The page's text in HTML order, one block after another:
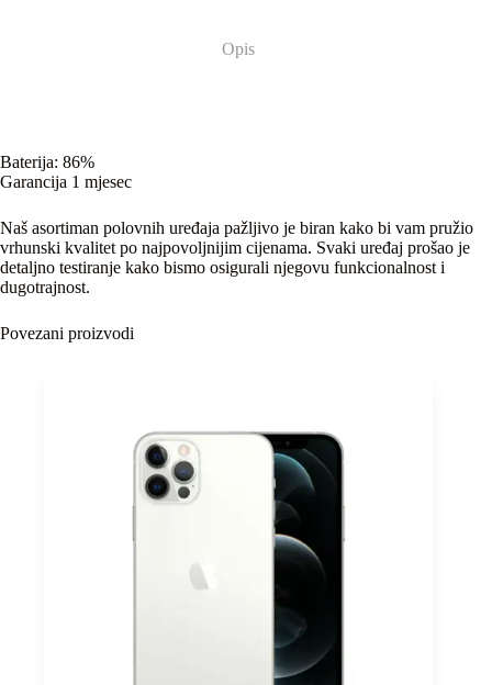
Opis
Baterija: 86%
Garancija 1 mjesec
Naš asortiman polovnih uređaja pažljivo je biran kako bi vam pružio
vrhunski kvalitet po najpovoljnijim cijenama. Svaki uređaj prošao je
detaljno testiranje kako bismo osigurali njegovu funkcionalnost i
dugotrajnost.
Povezani proizvodi